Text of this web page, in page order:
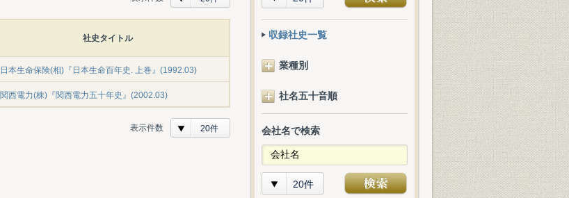
社史タイトル
日本生命保険(相)『日本生命百年史. 上巻』(1992.03)
関西電力(株)『関西電力五十年史』(2002.03)
表示件数 20件
収録社史一覧
業種別
社名五十音順
会社名で検索
20件